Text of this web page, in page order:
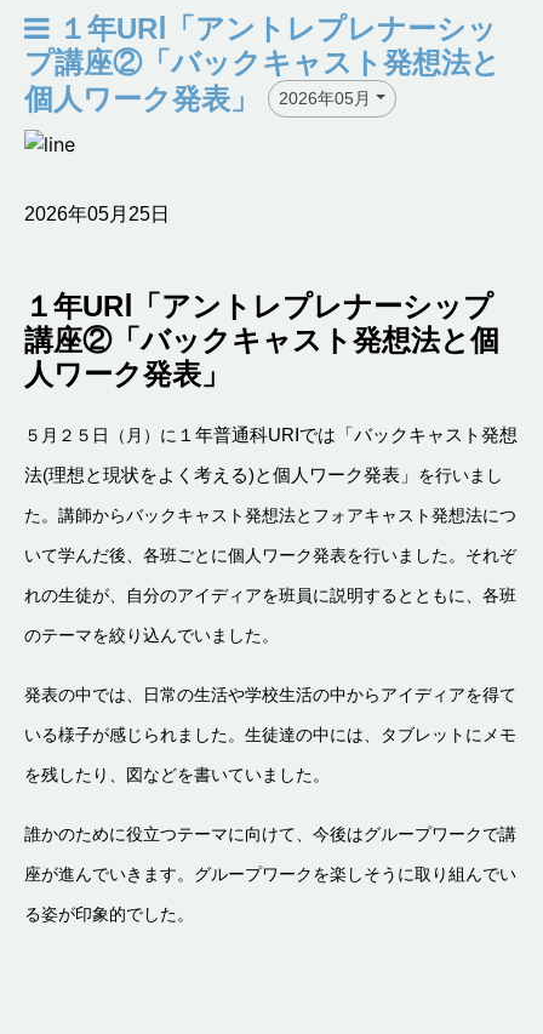
１年URⅠ「アントレプレナーシッ
プ講座②「バックキャスト発想法と
個人ワーク発表」
2026年05月
2026年05月25日
１年URⅠ「アントレプレナーシップ
講座②「バックキャスト発想法と個
人ワーク発表」
５月２５日（月）に １年普通科UR Ⅰでは「バックキャスト発想
法(理想と現状をよく考える)と個人ワーク発表」 を行いまし
た。講師からバックキャスト発想法とフォアキャスト発想法につ
いて学んだ後、各班ごとに個人ワーク発表を行いました。それぞ
れの生徒が、自分のアイディアを班員に説明するとともに、各班
のテーマを絞り込んでいました。
発表の中では、日常の生活や学校生活の中からアイディアを得て
いる様子が感じられました。生徒達の中には、タブレットにメモ
を残したり、図などを書いていました。
誰かのために役立つテーマに向けて、今後はグループワークで講
座が進んでいきます。グループワークを楽しそうに取り組んでい
る姿が印象的でした。